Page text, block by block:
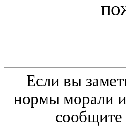
Если вы
нормы морали
сообщите